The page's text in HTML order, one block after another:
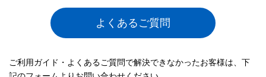
よくあるご質問
ご利用ガイド・よくあるご質問で解決できなかったお客様は、下